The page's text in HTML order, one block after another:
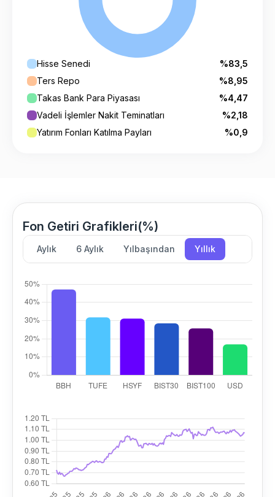
Hisse Senedi
%83,5
Ters Repo
%8,95
Takas Bank Para Piyasası
%4,47
Vadeli İşlemler Nakit Teminatları
%2,18
Yatırım Fonları Katılma Payları
%0,9
Fon Getiri Grafikleri(%)
Aylık 6 Aylık Yılbaşından Yıllık